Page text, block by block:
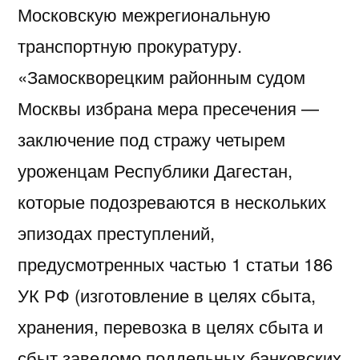
Московскую межрегиональную
транспортную прокуратуру.
«Замоскворецким районным судом
Москвы избрана мера пресечения —
заключение под стражу четырем
уроженцам Республики Дагестан,
которые подозреваются в нескольких
эпизодах преступлений,
предусмотренных частью 1 статьи 186
УК РФ (изготовление в целях сбыта,
хранения, перевозка в целях сбыта и